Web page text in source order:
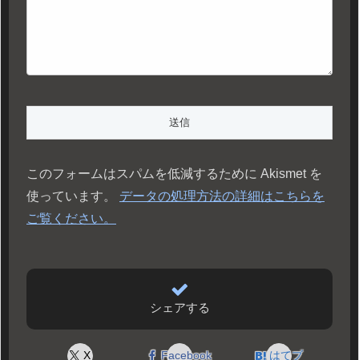
このフォームはスパムを低減するために Akismet を
使っています。 データの処理方法の詳細はこちらを
ご覧ください。
シェアする
X Facebook はてブ